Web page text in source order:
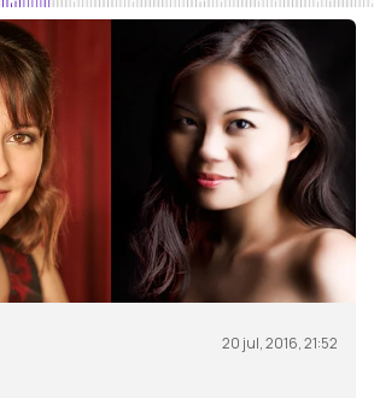
20 jul, 2016, 21:52